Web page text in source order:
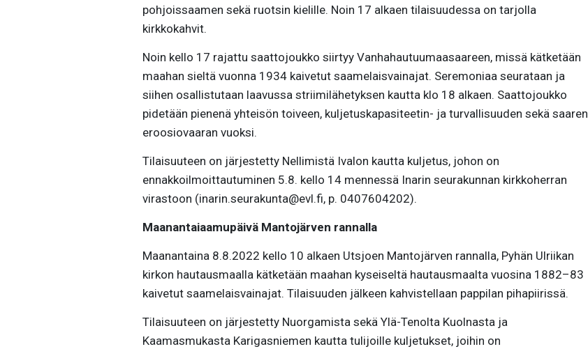
pohjoissaamen sekä ruotsin kielille. Noin 17 alkaen tilaisuudessa on tarjolla
kirkkokahvit.
Noin kello 17 rajattu saattojoukko siirtyy Vanhahautuumaasaareen, missä kätketään
maahan sieltä vuonna 1934 kaivetut saamelaisvainajat. Seremoniaa seurataan ja
siihen osallistutaan laavussa striimilähetyksen kautta klo 18 alkaen. Saattojoukko
pidetään pienenä yhteisön toiveen, kuljetuskapasiteetin- ja turvallisuuden sekä saaren
eroosiovaaran vuoksi.
Tilaisuuteen on järjestetty Nellimistä Ivalon kautta kuljetus, johon on
ennakkoilmoittautuminen 5.8. kello 14 mennessä Inarin seurakunnan kirkkoherran
virastoon (inarin.seurakunta@evl.fi, p. 0407604202).
Maanantaiaamupäivä Mantojärven rannalla
Maanantaina 8.8.2022 kello 10 alkaen Utsjoen Mantojärven rannalla, Pyhän Ulriikan
kirkon hautausmaalla kätketään maahan kyseiseltä hautausmaalta vuosina 1882–83
kaivetut saamelaisvainajat. Tilaisuuden jälkeen kahvistellaan pappilan pihapiirissä.
Tilaisuuteen on järjestetty Nuorgamista sekä Ylä-Tenolta Kuolnasta ja
Kaamasmukasta Karigasniemen kautta tulijoille kuljetukset, joihin on